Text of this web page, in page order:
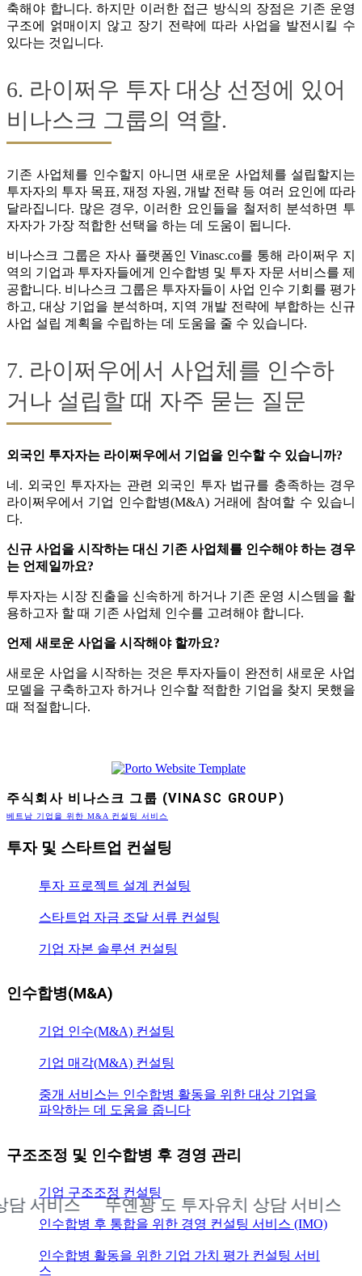
축해야 합니다. 하지만 이러한 접근 방식의 장점은 기존 운영
구조에 얽매이지 않고 장기 전략에 따라 사업을 발전시킬 수
있다는 것입니다.
6. 라이쩌우 투자 대상 선정에 있어
비나스크 그룹의 역할.
기존 사업체를 인수할지 아니면 새로운 사업체를 설립할지는
투자자의 투자 목표, 재정 자원, 개발 전략 등 여러 요인에 따라
달라집니다. 많은 경우, 이러한 요인들을 철저히 분석하면 투
자자가 가장 적합한 선택을 하는 데 도움이 됩니다.
비나스크 그룹은 자사 플랫폼인 Vinasc.co를 통해 라이쩌우 지
역의 기업과 투자자들에게 인수합병 및 투자 자문 서비스를 제
공합니다. 비나스크 그룹은 투자자들이 사업 인수 기회를 평가
하고, 대상 기업을 분석하며, 지역 개발 전략에 부합하는 신규
사업 설립 계획을 수립하는 데 도움을 줄 수 있습니다.
7. 라이쩌우에서 사업체를 인수하
거나 설립할 때 자주 묻는 질문
외국인 투자자는 라이쩌우에서 기업을 인수할 수 있습니까?
네. 외국인 투자자는 관련 외국인 투자 법규를 충족하는 경우
라이쩌우에서 기업 인수합병(M&A) 거래에 참여할 수 있습니
다.
신규 사업을 시작하는 대신 기존 사업체를 인수해야 하는 경우
는 언제일까요?
투자자는 시장 진출을 신속하게 하거나 기존 운영 시스템을 활
용하고자 할 때 기존 사업체 인수를 고려해야 합니다.
언제 새로운 사업을 시작해야 할까요?
새로운 사업을 시작하는 것은 투자자들이 완전히 새로운 사업
모델을 구축하고자 하거나 인수할 적합한 기업을 찾지 못했을
때 적절합니다.
주식회사 비나스크 그룹 (VINASC GROUP)
베트남 기업을 위한 M&A 컨설팅 서비스
투자 및 스타트업 컨설팅
투자 프로젝트 설계 컨설팅
스타트업 자금 조달 서류 컨설팅
기업 자본 솔루션 컨설팅
인수합병(M&A)
기업 인수(M&A) 컨설팅
기업 매각(M&A) 컨설팅
중개 서비스는 인수합병 활동을 위한 대상 기업을
파악하는 데 도움을 줍니다
구조조정 및 인수합병 후 경영 관리
기업 구조조정 컨설팅
인수합병 후 통합을 위한 경영 컨설팅 서비스 (IMO)
인수합병 활동을 위한 기업 가치 평가 컨설팅 서비
스
비스 뚜옌꽝 도 투자유치 상담 서비스 뚜